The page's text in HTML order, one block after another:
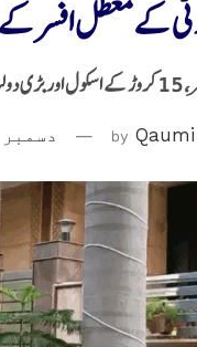
کے معطل افسر
by دسمبر 15, 2024